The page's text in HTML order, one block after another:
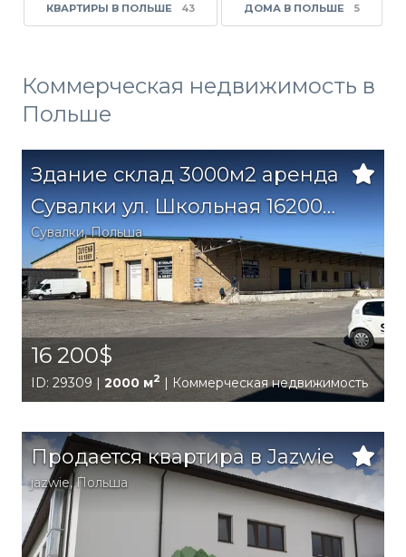
КВАРТИРЫ В ПОЛЬШЕ 43 ДОМА В ПОЛЬШЕ 5
Коммерческая недвижимость в
Польше
Здание склад 3000м2 аренда
Сувалки ул. Школьная 16200
зл
Сувалки,Польша
16 200$
ID: 29309 | 2000 м2 | Коммерческая недвижимость
Продается квартира в Jazwie
jazwie,Польша